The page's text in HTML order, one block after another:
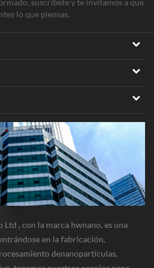
suscríbete y te invitamos a que
lo que piensas.
, con la marca hwnano, es una
en la fabricación,
denanopartículas,